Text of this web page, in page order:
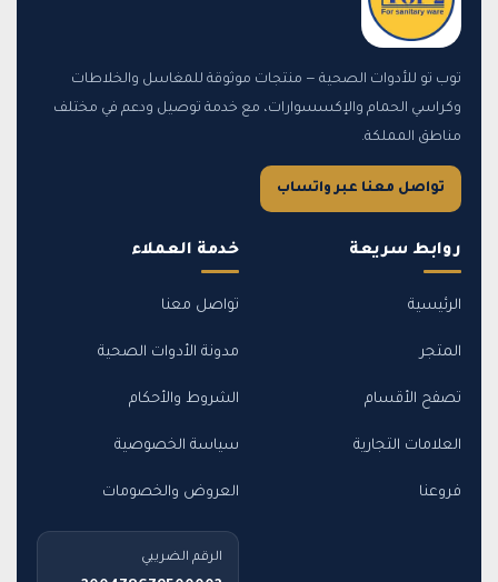
توب تو للأدوات الصحية — منتجات موثوقة للمغاسل والخلاطات
وكراسي الحمام والإكسسوارات، مع خدمة توصيل ودعم في مختلف
مناطق المملكة.
تواصل معنا عبر واتساب
روابط سريعة
الرئيسية
المتجر
تصفح الأقسام
العلامات التجارية
فروعنا
خدمة العملاء
تواصل معنا
مدونة الأدوات الصحية
الشروط والأحكام
سياسة الخصوصية
العروض والخصومات
الرقم الضريبي